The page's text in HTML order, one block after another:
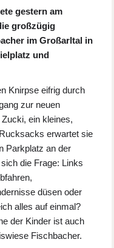
gestern am
großzügig
im Großarltal in
und
Knirpse eifrig durch
zur neuen
ein kleines,
erwartet sie
Parkplatz an der
die Frage: Links
düsen oder
alles auf einmal?
der Kinder ist auch
Fischbacher.